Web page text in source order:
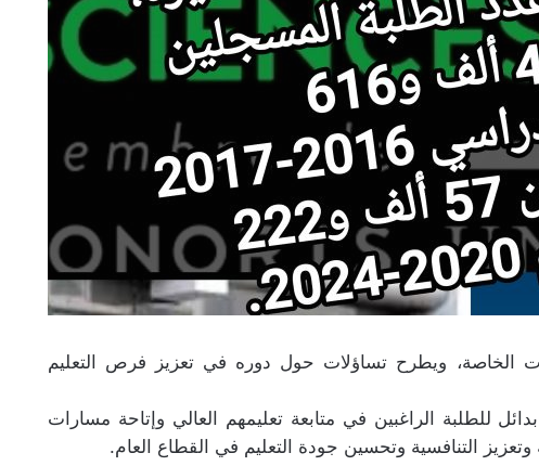
الخاصة، ويطرح تساؤلات حول دوره في تعزيز فرص التعليم
للطلبة الراغبين في متابعة تعليمهم العالي وإتاحة مسارات
التنافسية وتحسين جودة التعليم في القطاع العام.